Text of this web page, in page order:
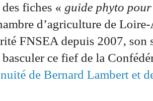
fiches « guide phyto
d’agriculture de
FNSEA depuis 2007, son
basculer ce fief de la
de Bernard Lambert et